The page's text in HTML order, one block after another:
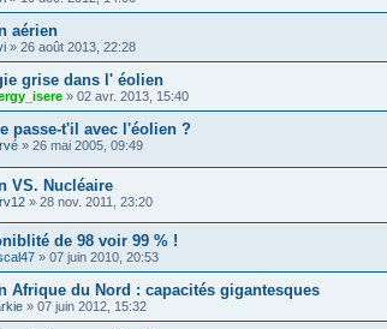
aérien
» 26 août 2013, 22:28
grise dans l' éolien
» 02 avr. 2013, 15:40
passe-t'il avec l'éolien ?
» 26 mai 2005, 09:49
VS. Nucléaire
» 28 nov. 2011, 23:20
de 98 voir 99 % !
» 07 juin 2010, 20:53
Afrique du Nord : capacités gigantesques
» 07 juin 2012, 15:32